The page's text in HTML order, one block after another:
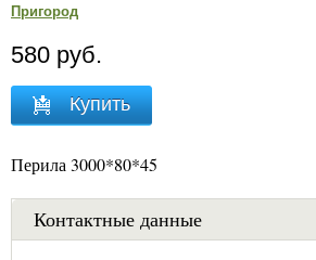
Пригород
580 руб.
Купить
Перила 3000*80*45
Контактные данные